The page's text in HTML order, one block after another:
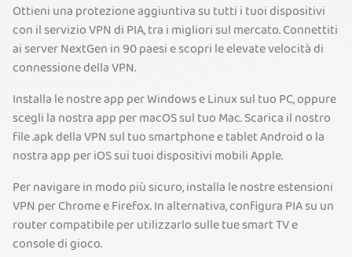
Ottieni una protezione aggiuntiva su tutti i tuoi dispositivi
con il servizio VPN di PIA, tra i migliori sul mercato. Connettiti
ai server NextGen in 90 paesi e scopri le elevate velocità di
connessione della VPN.
Installa le nostre app per Windows e Linux sul tuo PC, oppure
scegli la nostra app per macOS sul tuo Mac. Scarica il nostro
file .apk della VPN sul tuo smartphone e tablet Android o la
nostra app per iOS sui tuoi dispositivi mobili Apple.
Per navigare in modo più sicuro, installa le nostre estensioni
VPN per Chrome e Firefox. In alternativa, configura PIA su un
router compatibile per utilizzarlo sulle tue smart TV e
console di gioco.